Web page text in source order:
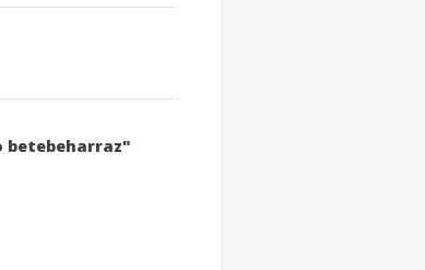
betebeharraz"